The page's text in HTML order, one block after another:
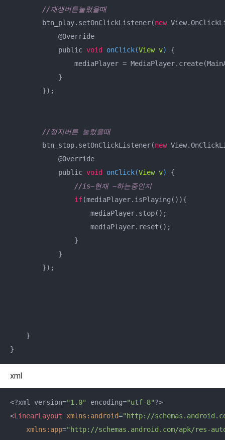
//재생버튼눌렀을때
        btn_play.setOnClickListener(
new
            @Override
            public
void onClick(View v)
{
mediaPlayer =
            }
        });
//정지버튼 눌렀을때
        btn_stop.setOnClickListener(
new
            @Override
            public
void onClick(View v)
{
//is~현재 ~하는중인지
if(mediaPlayer.isPlaying()){
                    mediaPlayer.stop();
                    mediaPlayer.reset();
                }
            }
        });
    }
}
xml
<?xml version="1.0" encoding="utf-8"
<LinearLayout xmlns:android="http://
xmlns:app="http://schemas.android.com/apk/res-